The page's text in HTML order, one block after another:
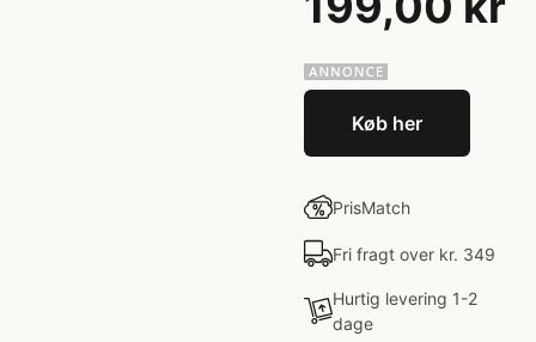
Køb her
PrisMatch
Fri fragt over kr. 349
Hurtig levering 1-2
dage